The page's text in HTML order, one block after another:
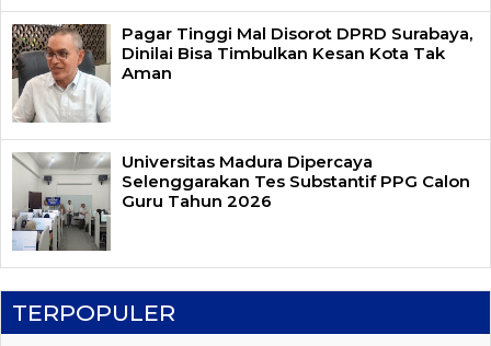
Pagar Tinggi Mal Disorot DPRD Surabaya,
Dinilai Bisa Timbulkan Kesan Kota Tak
Aman
Universitas Madura Dipercaya
Selenggarakan Tes Substantif PPG Calon
Guru Tahun 2026
TERPOPULER